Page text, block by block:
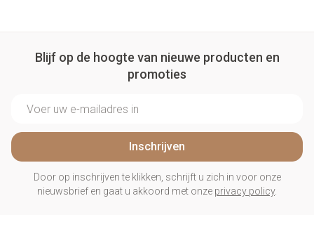
Blijf op de hoogte van nieuwe producten en
promoties
Inschrijven
Door op inschrijven te klikken, schrijft u zich in voor onze
nieuwsbrief en gaat u akkoord met onze privacy policy.